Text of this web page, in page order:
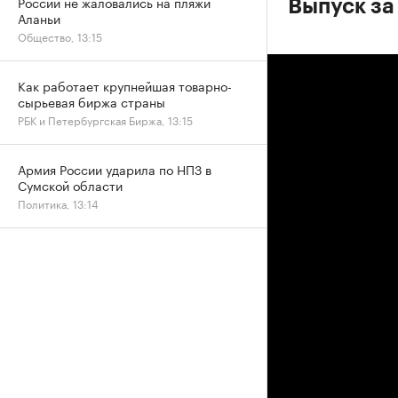
Выпуск
Аланьи
Общество, 13:15
Как работает крупнейшая товарно-
сырьевая биржа страны
РБК и Петербургская Биржа, 13:15
Армия России ударила по НПЗ в
Сумской области
Политика, 13:14